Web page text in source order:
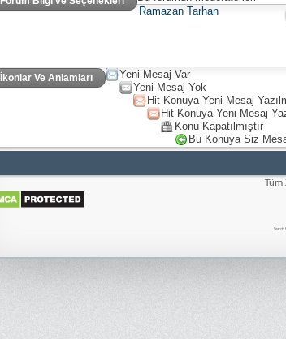
Ramazan Tarhan
İkonlar Ve Anlamları
Yeni Mesaj Var
Yeni Mesaj Yok
Hit Konuya Yeni Mesaj
Hit Konuya Yeni Mesaj
Konu Kapatılmıştır
Bu Konuya Siz
Tüm
Search